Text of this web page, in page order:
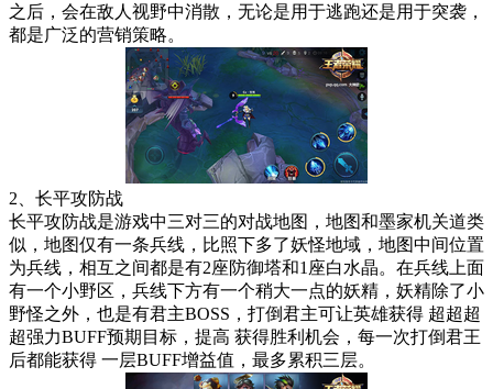
之后，会在敌人视野中消散，无论是用于逃跑还是用于突袭，
都是广泛的营销策略。
2、长平攻防战
长平攻防战是游戏中三对三的对战地图，地图和墨家机关道类
似，地图仅有一条兵线，比照下多了妖怪地域，地图中间位置
为兵线，相互之间都是有2座防御塔和1座白水晶。在兵线上面
有一个小野区，兵线下方有一个稍大一点的妖精，妖精除了小
野怪之外，也是有君主BOSS，打倒君主可让英雄获得 超超超
超强力BUFF预期目标，提高 获得胜利机会，每一次打倒君王
后都能获得 一层BUFF增益值，最多累积三层。